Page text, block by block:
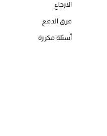
الارجاع
فرق الدفع
أسئلة مكررة